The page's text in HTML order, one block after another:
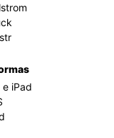
e iPad